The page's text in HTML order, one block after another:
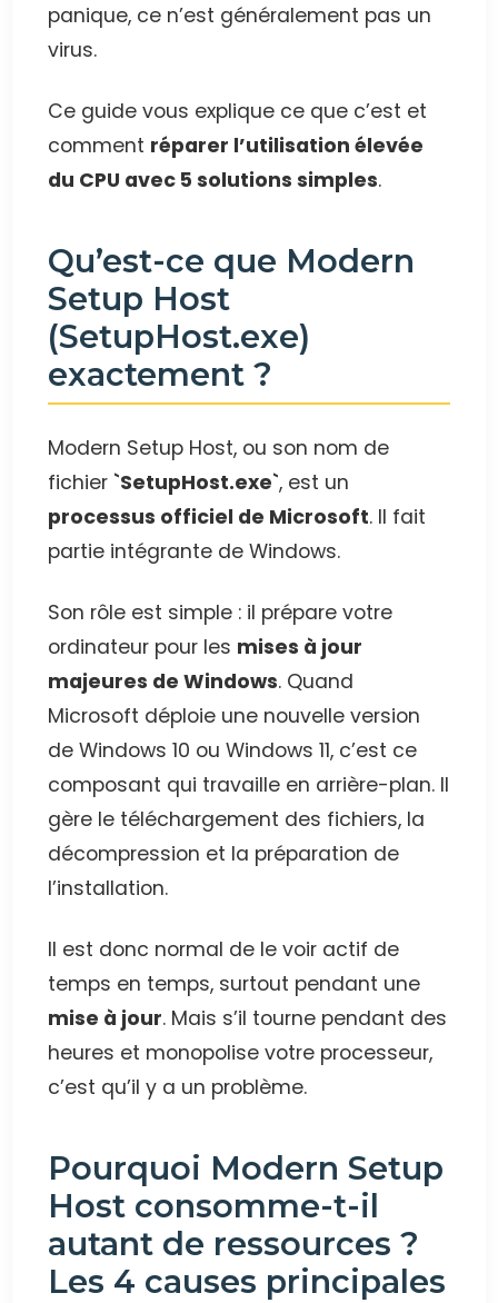
panique, ce n’est généralement pas un
virus.
Ce guide vous explique ce que c’est et
comment réparer l’utilisation élevée
du CPU avec 5 solutions simples.
Qu’est-ce que Modern
Setup Host
(SetupHost.exe)
exactement ?
Modern Setup Host, ou son nom de
fichier `SetupHost.exe`, est un
processus officiel de Microsoft. Il fait
partie intégrante de Windows.
Son rôle est simple : il prépare votre
ordinateur pour les mises à jour
majeures de Windows. Quand
Microsoft déploie une nouvelle version
de Windows 10 ou Windows 11, c’est ce
composant qui travaille en arrière-plan. Il
gère le téléchargement des fichiers, la
décompression et la préparation de
l’installation.
Il est donc normal de le voir actif de
temps en temps, surtout pendant une
mise à jour. Mais s’il tourne pendant des
heures et monopolise votre processeur,
c’est qu’il y a un problème.
Pourquoi Modern Setup
Host consomme-t-il
autant de ressources ?
Les 4 causes principales